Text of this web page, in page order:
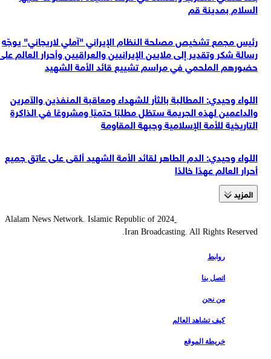
السلام بمدينة قم
رئيس مجمع تشخيص مصلحة النظام الإيراني "آملي لاريجاني" يوجّه
رسالة شكر وتقدير إلى ملايين الإيرانيين والعراقيين وأحرار العالم على
حضورهم الملحمي في مراسم تشييع قائد الأمة الشهيد
اللواء وحيدي: المطالبة بالثأر للشهداء ومعاقبة المنفذين والآمرين
والداعمين لهذه الجريمة ستظل مطلبًا حتميًا ومشروعًا في الذاكرة
التاريخية للأمة الإسلامية وجبهة المقاومة
اللواء وحيدي: الدم الطاهر لقائد الأمة الشهيد ألقى على عاتق جميع
أحرار العالم عهدًا خالدًا
المزید
2024 Alalam News Network. Islamic Republic of
Iran Broadcasting. All Rights Reserved.
روابط
اتصل بنا
من نحن
كيف تشاهد العالم
خريطة الموقع